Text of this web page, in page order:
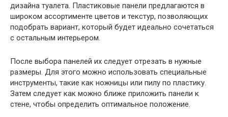
дизайна туалета. Пластиковые панели предлагаются в
широком ассортименте цветов и текстур, позволяющих
подобрать вариант, который будет идеально сочетаться
с остальным интерьером.
После выбора панелей их следует отрезать в нужные
размеры. Для этого можно использовать специальные
инструменты, такие как ножницы или пилу по пластику.
Затем следует как можно ближе приложить панели к
стене, чтобы определить оптимальное положение.